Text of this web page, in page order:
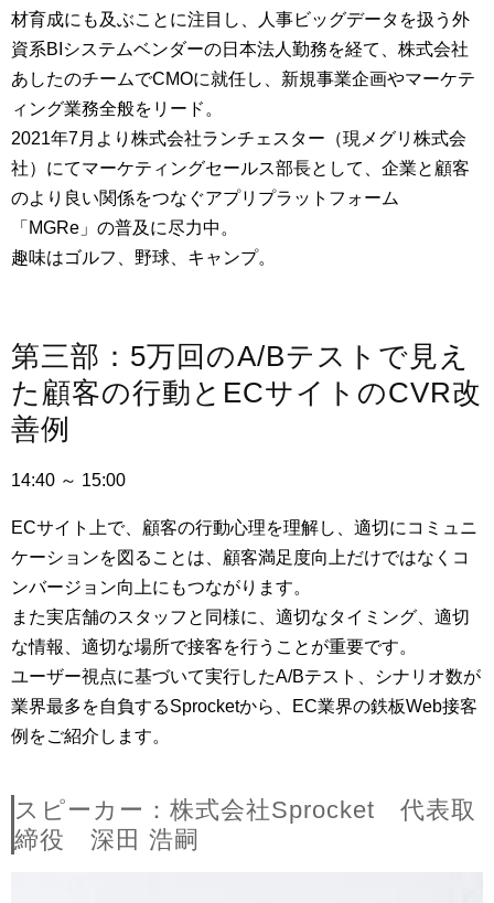
材育成にも及ぶことに注目し、人事ビッグデータを扱う外
資系BIシステムベンダーの日本法人勤務を経て、株式会社
あしたのチームでCMOに就任し、新規事業企画やマーケテ
ィング業務全般をリード。
2021年7月より株式会社ランチェスター（現メグリ株式会
社）にてマーケティングセールス部長として、企業と顧客
のより良い関係をつなぐアプリプラットフォーム
「MGRe」の普及に尽力中。
趣味はゴルフ、野球、キャンプ。
第三部：5万回のA/Bテストで見え
た顧客の行動とECサイトのCVR改
善例
14:40 ～ 15:00
ECサイト上で、顧客の行動心理を理解し、適切にコミュニ
ケーションを図ることは、顧客満足度向上だけではなくコ
ンバージョン向上にもつながります。
また実店舗のスタッフと同様に、適切なタイミング、適切
な情報、適切な場所で接客を行うことが重要です。
ユーザー視点に基づいて実行したA/Bテスト、シナリオ数が
業界最多を自負するSprocketから、EC業界の鉄板Web接客
例をご紹介します。
スピーカー：株式会社Sprocket 代表取
締役 深田 浩嗣